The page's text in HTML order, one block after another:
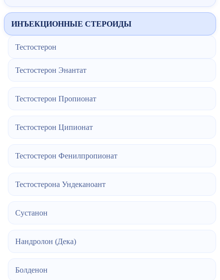
ИНЪЕКЦИОННЫЕ СТЕРОИДЫ
Тестостерон
Тестостерон Энантат
Тестостерон Пропионат
Тестостерон Ципионат
Тестостерон Фенилпропионат
Тестостерона Ундеканоант
Сустанон
Нандролон (Дека)
Болденон